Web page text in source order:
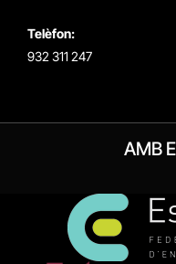
Telèfon:
932 311 247
AMB